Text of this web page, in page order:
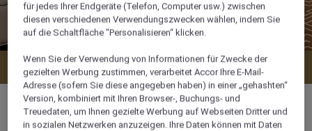
Verfügbarkeit anzeigen
für jedes Ihrer Endgeräte (Telefon, Computer usw.) zwischen
diesen verschiedenen Verwendungszwecken wählen, indem Sie
auf die Schaltfläche "Personalisieren“ klicken.
Wenn Sie der Verwendung von Informationen für Zwecke der
gezielten Werbung zustimmen, verarbeitet Accor Ihre E-Mail-
Adresse (sofern Sie diese angegeben haben) in einer „gehashten“
Version, kombiniert mit Ihren Browser-, Buchungs- und
Treuedaten, um Ihnen gezielte Werbung auf Webseiten Dritter und
in sozialen Netzwerken anzuzeigen. Ihre Daten können mit Daten